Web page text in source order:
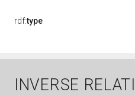
rdf:type
INVERSE